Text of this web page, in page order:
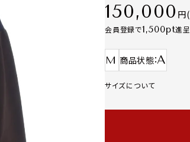
150,000
会員登録で1,500 進呈
M 商品状態 A
サイズについて